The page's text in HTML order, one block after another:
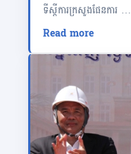
ទីស្តីការក្រសួងផែនការ …
Read more